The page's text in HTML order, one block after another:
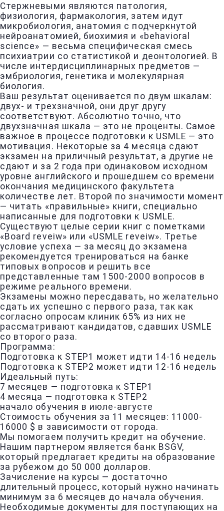
Стержневыми являются патология,
физиология, фармакология, затем идут
микробиология, анатомия с подчеркнутой
нейроанатомией, биохимия и «behavioral
science» — весьма специфическая смесь
психиатрии со статистикой и деонтологией. В
числе интердисциплинарных предметов —
эмбриология, генетика и молекулярная
биология.
Ваш результат оценивается по двум шкалам:
двух- и трехзначной, они друг другу
соответствуют. Абсолютно точно, что
двухзначная шкала — это не проценты. Самое
важное в процессе подготовки к USMLE — это
мотивация. Некоторые за 4 месяца сдают
экзамен на приличный результат, а другие не
сдают и за 2 года при одинаковом исходном
уровне английского и прошедшем со времени
окончания медицинского факультета
количестве лет. Второй по значимости момент
— читать «правильные» книги, специально
написанные для подготовки к USMLE.
Существуют целые серии книг с пометками
«Board reveiw» или «USMLE reveiw». Третье
условие успеха — за месяц до экзамена
рекомендуется тренироваться на банке
типовых вопросов и решить все
представленные там 1500-2000 вопросов в
режиме реального времени.
Экзамены можно пересдавать, но желательно
сдать их успешно с первого раза, так как
согласно опросам клиник 65% из них не
рассматривают кандидатов, сдавших USMLE
со второго раза.
Программа:
Подготовка к STEP1 может идти 14-16 недель
Подготовка к STEP2 может идти 12-16 недель
Идеальный путь:
7 месяцев — подготовка к STEP1
4 месяца — подготовка к STEP2
начало обучения в июле-августе
Стоимость обучения за 11 месяцев: 11000-
16000 $ в зависимости от города.
Мы помогаем получить кредит на обучение.
Нашим партнером является банк BSGV,
который предлагает кредиты на образование
за рубежом до 50 000 долларов.
Зачисление на курсы — достаточно
длительный процесс, который нужно начинать
минимум за 6 месяцев до начала обучения.
Необходимые документы для поступающих на